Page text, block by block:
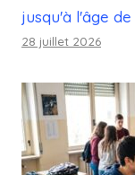
jusqu'à l'âge
28 juillet 2026